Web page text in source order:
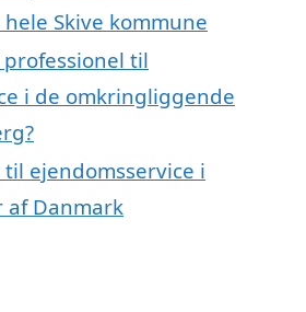
Skive kommune
til
i de omkringliggende
ejendomsservice i
Danmark